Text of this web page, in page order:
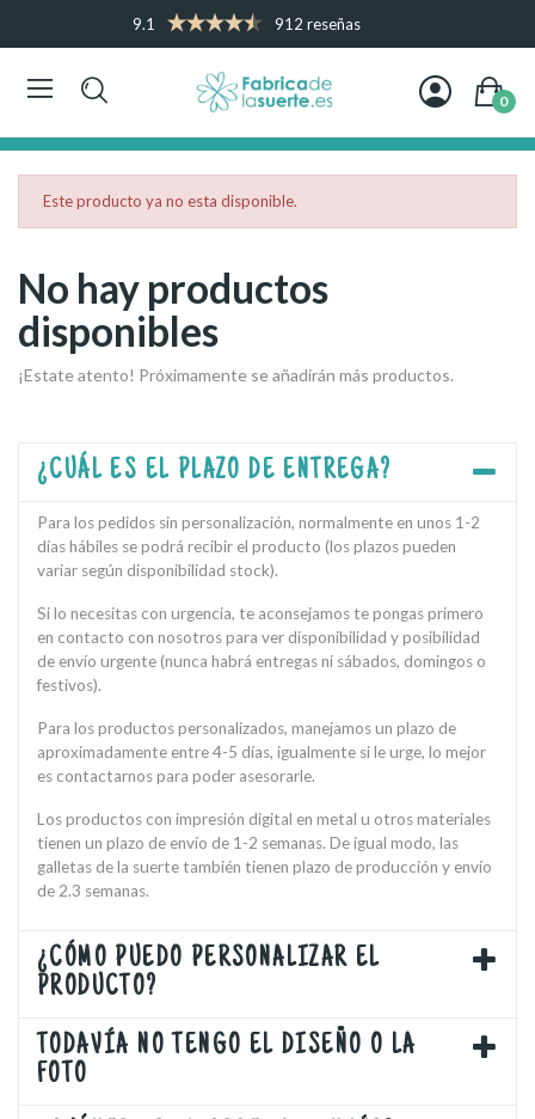
9.1 912 reseñas
0
Este producto ya no esta disponible.
No hay productos
disponibles
¡Estate atento! Próximamente se añadirán más productos.
¿CUÁL ES EL PLAZO DE ENTREGA?
Para los pedidos sin personalización, normalmente en unos 1-2
días hábiles se podrá recibir el producto (los plazos pueden
variar según disponibilidad stock).
Si lo necesitas con urgencia, te aconsejamos te pongas primero
en contacto con nosotros para ver disponibilidad y posibilidad
de envío urgente (nunca habrá entregas ni sábados, domingos o
festivos).
Para los productos personalizados, manejamos un plazo de
aproximadamente entre 4-5 días, igualmente si le urge, lo mejor
es contactarnos para poder asesorarle.
Los productos con impresión digital en metal u otros materiales
tienen un plazo de envío de 1-2 semanas. De igual modo, las
galletas de la suerte también tienen plazo de producción y envío
de 2.3 semanas.
¿CÓMO PUEDO PERSONALIZAR EL
PRODUCTO?
TODAVÍA NO TENGO EL DISEÑO O LA
FOTO